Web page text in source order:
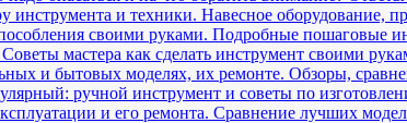
и техники. Навесное оборудование,
своими руками. Подробные пошаговые
мастера как сделать инструмент своими
и бытовых моделях, их ремонте. Обзоры,
ручной инструмент и советы по
и его ремонта. Сравнение лучших